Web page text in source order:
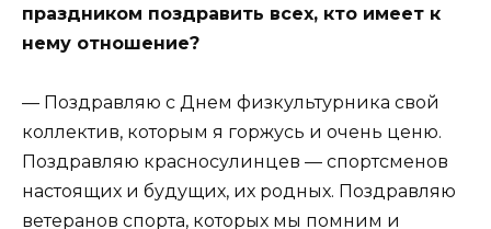
праздником поздравить всех, кто имеет к
нему отношение?
— Поздравляю с Днем физкультурника свой
коллектив, которым я горжусь и очень ценю.
Поздравляю красносулинцев — спортсменов
настоящих и будущих, их родных. Поздравляю
ветеранов спорта, которых мы помним и